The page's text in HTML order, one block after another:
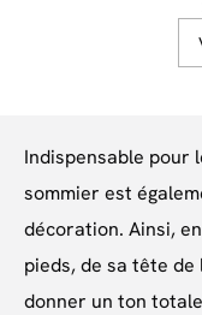
Indispensable pour
sommier est
décoration. Ainsi,
pieds, de sa tête
donner un ton